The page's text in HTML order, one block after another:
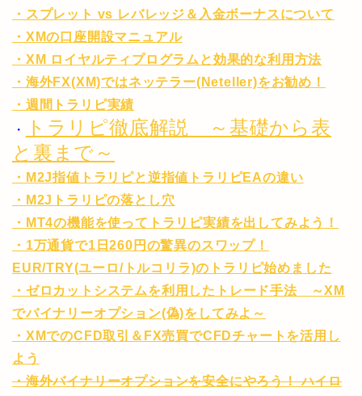
・スプレット vs レバレッジ＆入金ボーナスについて
・XMの口座開設マニュアル
・XM ロイヤルティプログラムと効果的な利用方法
・海外FX(XM)ではネッテラー(Neteller)をお勧め！
・週間トラリピ実績
・
トラリピ徹底解説 ～基礎から表
と裏まで～
・M2J指値トラリピと逆指値トラリピEAの違い
・M2Jトラリピの落とし穴
・MT4の機能を使ってトラリピ実績を出してみよう！
・1万通貨で1日260円の驚異のスワップ！
EUR/TRY(ユーロ/トルコリラ)のトラリピ始めました
・ゼロカットシステムを利用したトレード手法 ～XM
でバイナリーオプション(偽)をしてみよ～
・XMでのCFD取引＆FX売買でCFDチャートを活用し
よう
・海外バイナリーオプションを安全にやろう！ ハイロ